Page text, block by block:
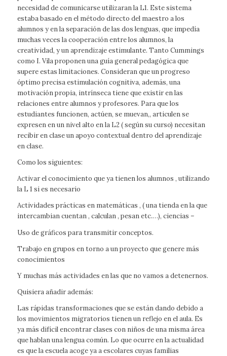
necesidad de comunicarse utilizaran la L1. Este sistema
estaba basado en el método directo del maestro a los
alumnos y en la separación de las dos lenguas, que impedía
muchas veces la cooperación entre los alumnos, la
creatividad, y un aprendizaje estimulante. Tanto Cummings
como I. Vila proponen una guía general pedagógica que
supere estas limitaciones. Consideran que un progreso
óptimo precisa estimulación cognitiva, además, una
motivación propia, intrínseca tiene que existir en las
relaciones entre alumnos y profesores. Para que los
estudiantes funcionen, actúen, se muevan,, articulen se
expresen en un nivel alto en la L2 ( según su curso) necesitan
recibir en clase un apoyo contextual dentro del aprendizaje
en clase.
Como los siguientes:
Activar el conocimiento que ya tienen los alumnos , utilizando
la L 1 si es necesario
Actividades prácticas en matemáticas , ( una tienda en la que
intercambian cuentan , calculan , pesan etc.…), ciencias –
Uso de gráficos para transmitir conceptos.
Trabajo en grupos en torno a un proyecto que genere más
conocimientos
Y muchas más actividades en las que no vamos a detenernos.
Quisiera añadir además:
Las rápidas transformaciones que se están dando debido a
los movimientos migratorios tienen un reflejo en el aula. Es
ya más difícil encontrar clases con niños de una misma área
que hablan una lengua común. Lo que ocurre en la actualidad
es que la escuela acoge ya a escolares cuyas familias